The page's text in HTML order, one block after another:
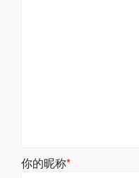
你的昵称*